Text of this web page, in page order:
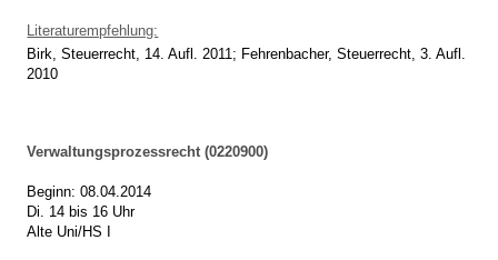
Literaturempfehlung:
Birk, Steuerrecht, 14. Aufl. 2011; Fehrenbacher, Steuerrecht, 3. Aufl.
2010
Verwaltungsprozessrecht (0220900)
Beginn: 08.04.2014
Di. 14 bis 16 Uhr
Alte Uni/HS I